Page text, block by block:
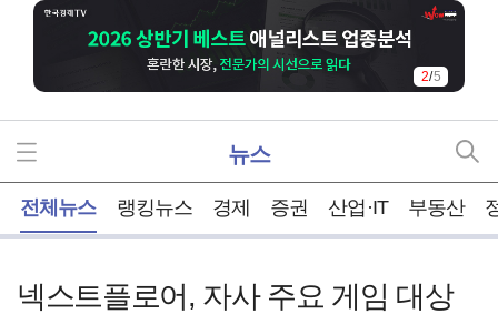
2/5
뉴스
전체뉴스 랭킹뉴스 경제 증권 산업·IT 부동산
넥스트플로어, 자사 주요 게임 대상